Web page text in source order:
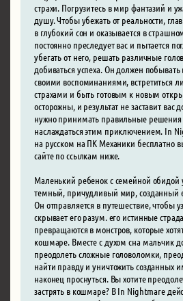
страхи. Погрузитесь в мир фантазий и
душу. Чтобы убежать от реальности,
в глубокий сон и оказывается в
постоянно преследует вас и пытается
убегать от него, решать различные
добиваться успеха. Он должен побывать
своими воспоминаниями, встретиться
страхами и быть готовым к новым
осторожны, и результат не заставит вас
нужно принимать правильные решения
наслаждаться этим приключением. In
на русском на ПК Механики бесплатно
сайте по ссылкам ниже.
Маленький ребенок с семейной обидой
темный, причудливый мир, созданный
Он отправляется в путешествие, чтобы
скрывает его разум. его истинные
превращаются в монстров, которые
кошмаре. Вместе с духом сна мальчик
преодолеть сложные головоломки,
найти правду и уничтожить созданных
наконец проснуться. Вы хотите
застрять в кошмаре? В In Nightmare